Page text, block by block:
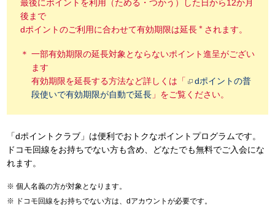
最後にポイントを利用（ためる・つかう）した日から12か月
後まで
dポイントのご利用に合わせて有効期限は延長 ＊ されます。
一部有効期限の延長対象とならないポイント進呈がござい
ます
有効期限を延長する方法など詳しくは「
dポイントの普
段使いで有効期限が自動で延長」をご覧ください。
「dポイントクラブ」は便利でおトクなポイントプログラムです。
ドコモ回線をお持ちでない方も含め、どなたでも無料でご入会にな
れます。
個人名義の方が対象となります。
ドコモ回線をお持ちでない方は、dアカウントが必要です。